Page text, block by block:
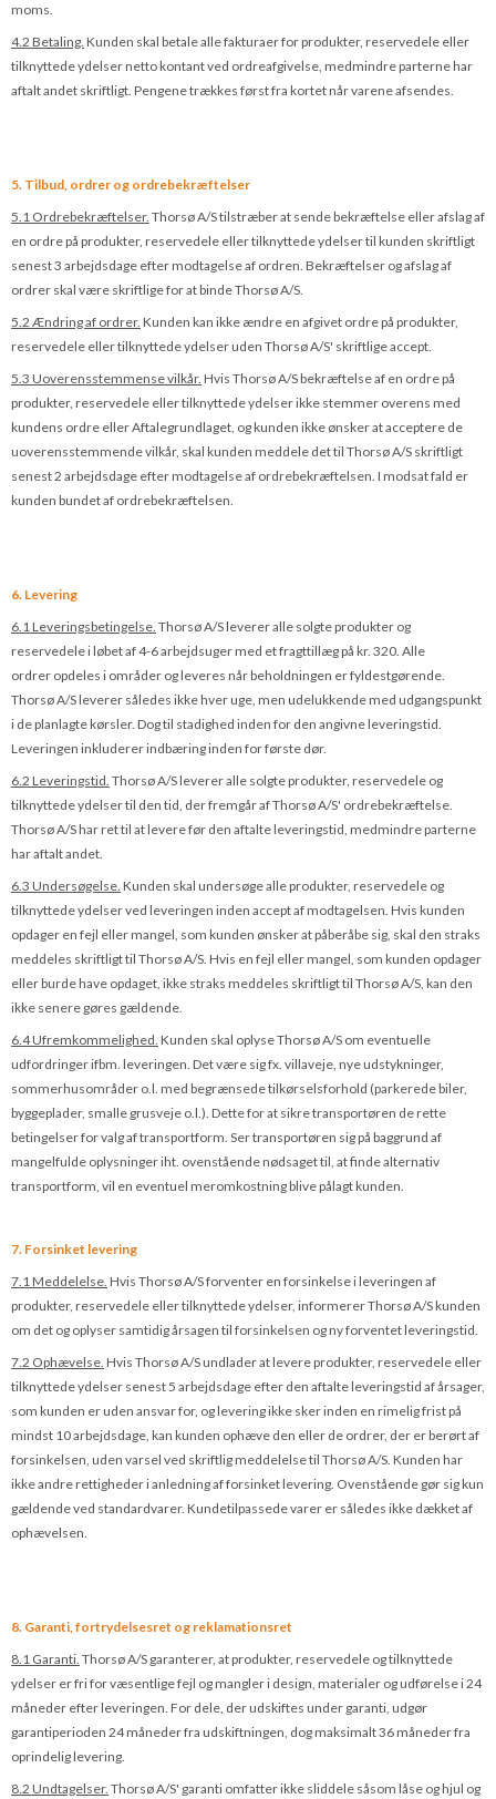
moms.
4.2 Betaling. Kunden skal betale alle fakturaer for produkter, reservedele eller
tilknyttede ydelser netto kontant ved ordreafgivelse, medmindre parterne har
aftalt andet skriftligt. Pengene trækkes først fra kortet når varene afsendes.
5. Tilbud, ordrer og ordrebekræftelser
5.1 Ordrebekræftelser. Thorsø A/S tilstræber at sende bekræftelse eller afslag af
en ordre på produkter, reservedele eller tilknyttede ydelser til kunden skriftligt
senest 3 arbejdsdage efter modtagelse af ordren. Bekræftelser og afslag af
ordrer skal være skriftlige for at binde Thorsø A/S.
5.2 Ændring af ordrer. Kunden kan ikke ændre en afgivet ordre på produkter,
reservedele eller tilknyttede ydelser uden Thorsø A/S' skriftlige accept.
5.3 Uoverensstemmense vilkår. Hvis Thorsø A/S bekræftelse af en ordre på
produkter, reservedele eller tilknyttede ydelser ikke stemmer overens med
kundens ordre eller Aftalegrundlaget, og kunden ikke ønsker at acceptere de
uoverensstemmende vilkår, skal kunden meddele det til Thorsø A/S skriftligt
senest 2 arbejdsdage efter modtagelse af ordrebekræftelsen. I modsat fald er
kunden bundet af ordrebekræftelsen.
6. Levering
6.1 Leveringsbetingelse. Thorsø A/S leverer alle solgte produkter og
reservedele i løbet af 4-6 arbejdsuger med et fragttillæg på kr. 320. Alle
ordrer opdeles i områder og leveres når beholdningen er fyldestgørende.
Thorsø A/S leverer således ikke hver uge, men udelukkende med udgangspunkt
i de planlagte kørsler. Dog til stadighed inden for den angivne leveringstid.
Leveringen inkluderer indbæring inden for første dør.
6.2 Leveringstid. Thorsø A/S leverer alle solgte produkter, reservedele og
tilknyttede ydelser til den tid, der fremgår af Thorsø A/S' ordrebekræftelse.
Thorsø A/S har ret til at levere før den aftalte leveringstid, medmindre parterne
har aftalt andet.
6.3 Undersøgelse. Kunden skal undersøge alle produkter, reservedele og
tilknyttede ydelser ved leveringen inden accept af modtagelsen. Hvis kunden
opdager en fejl eller mangel, som kunden ønsker at påberåbe sig, skal den straks
meddeles skriftligt til Thorsø A/S. Hvis en fejl eller mangel, som kunden opdager
eller burde have opdaget, ikke straks meddeles skriftligt til Thorsø A/S, kan den
ikke senere gøres gældende.
6.4 Ufremkommelighed. Kunden skal oplyse Thorsø A/S om eventuelle
udfordringer ifbm. leveringen. Det være sig fx. villaveje, nye udstykninger,
sommerhusområder o.l. med begrænsede tilkørselsforhold (parkerede biler,
byggeplader, smalle grusveje o.l.). Dette for at sikre transportøren de rette
betingelser for valg af transportform. Ser transportøren sig på baggrund af
mangelfulde oplysninger iht. ovenstående nødsaget til, at finde alternativ
transportform, vil en eventuel meromkostning blive pålagt kunden.
7. Forsinket levering
7.1 Meddelelse. Hvis Thorsø A/S forventer en forsinkelse i leveringen af
produkter, reservedele eller tilknyttede ydelser, informerer Thorsø A/S kunden
om det og oplyser samtidig årsagen til forsinkelsen og ny forventet leveringstid.
7.2 Ophævelse. Hvis Thorsø A/S undlader at levere produkter, reservedele eller
tilknyttede ydelser senest 5 arbejdsdage efter den aftalte leveringstid af årsager,
som kunden er uden ansvar for, og levering ikke sker inden en rimelig frist på
mindst 10 arbejdsdage, kan kunden ophæve den eller de ordrer, der er berørt af
forsinkelsen, uden varsel ved skriftlig meddelelse til Thorsø A/S. Kunden har
ikke andre rettigheder i anledning af forsinket levering. Ovenstående gør sig kun
gældende ved standardvarer. Kundetilpassede varer er således ikke dækket af
ophævelsen.
8. Garanti, fortrydelsesret og reklamationsret
8.1 Garanti. Thorsø A/S garanterer, at produkter, reservedele og tilknyttede
ydelser er fri for væsentlige fejl og mangler i design, materialer og udførelse i 24
måneder efter leveringen. For dele, der udskiftes under garanti, udgør
garantiperioden 24 måneder fra udskiftningen, dog maksimalt 36 måneder fra
oprindelig levering.
8.2 Undtagelser. Thorsø A/S' garanti omfat­ter ikke sliddele såsom låse og hjul og